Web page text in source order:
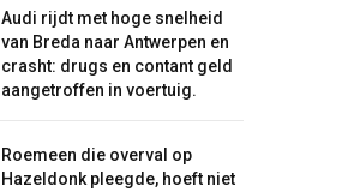
Audi rijdt met hoge snelheid
van Breda naar Antwerpen en
crasht: drugs en contant geld
aangetroffen in voertuig.
Roemeen die overval op
Hazeldonk pleegde, hoeft niet